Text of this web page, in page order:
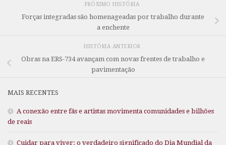
PRÓXIMO HISTÓRIA
Forças integradas são homenageadas por trabalho durante
a enchente
HISTÓRIA ANTERIOR
Obras na ERS-734 avançam com novas frentes de trabalho e
pavimentação
MAIS RECENTES
A conexão entre fãs e artistas movimenta comunidades e bilhões
de reais
Cuidar para viver: o verdadeiro significado do Dia Mundial da